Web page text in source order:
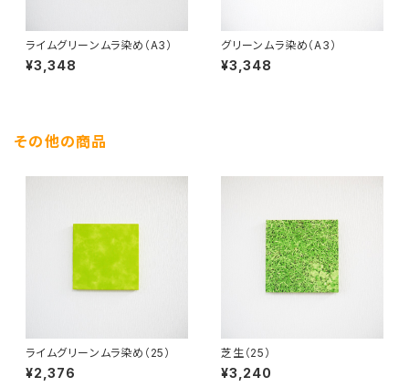
ライムグリーンムラ染め（A3）
¥3,348
グリーンムラ染め（A3）
¥3,348
その他の商品
ライムグリーンムラ染め（25）
¥2,376
芝生（25）
¥3,240